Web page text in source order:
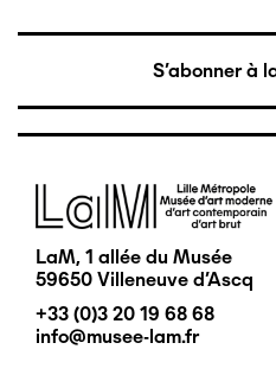
S'abonner à
Image
LaM, 1 allée du Musée
59650 Villeneuve d'Ascq
+33 (0)3 20 19 68 68
info@musee-lam.fr